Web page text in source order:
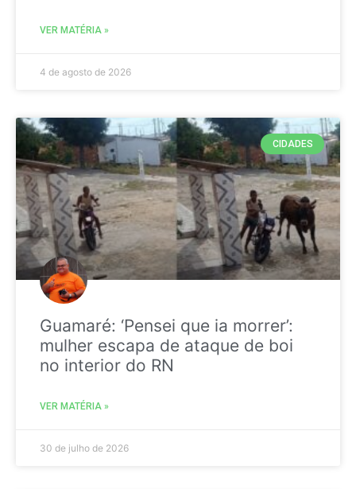
VER MATÉRIA »
4 de agosto de 2026
CIDADES
Guamaré: ‘Pensei que ia morrer’:
mulher escapa de ataque de boi
no interior do RN
VER MATÉRIA »
30 de julho de 2026